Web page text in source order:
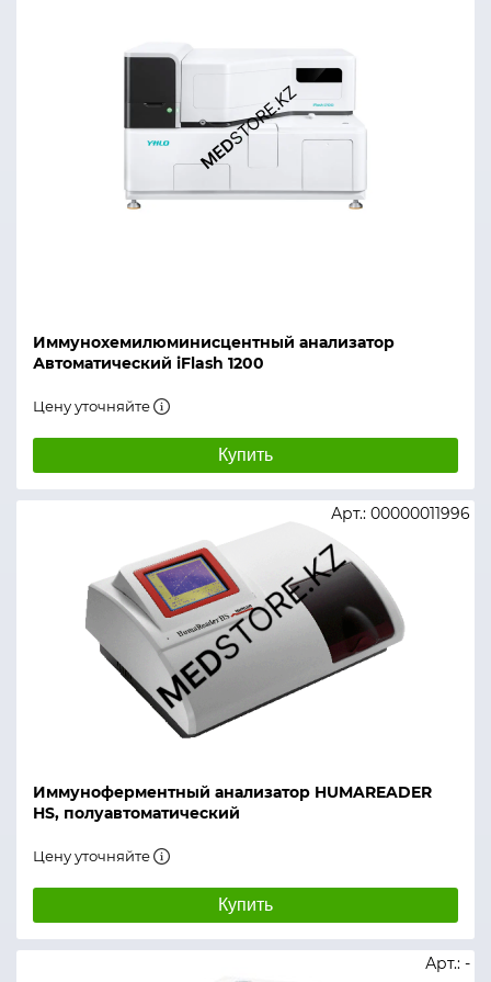
Иммунохемилюминисцентный анализатор
Автоматический iFlash 1200
Цену уточняйте
Купить
Иммуноферментный анализатор HUMAREADER
HS, полуавтоматический
Арт.: 00000011996
Цену уточняйте
Купить
Арт.: -